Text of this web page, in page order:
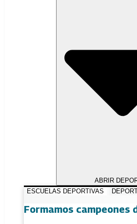
ABRIR
ESCUELAS DEPORTIVAS
Formamos campeones